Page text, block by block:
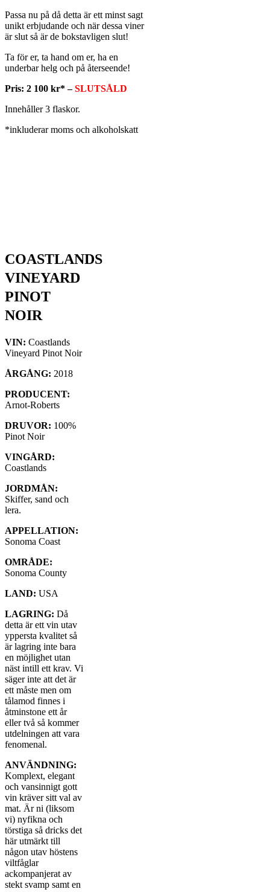
Passa nu på då detta är ett minst sagt
unikt erbjudande och när dessa viner
är slut så är de bokstavligen slut!
Ta för er, ta hand om er, ha en
underbar helg och på återseende!
Pris: 2 100 kr* –SLUTSÅLD
Innehåller 3 flaskor.
*inkluderar moms och alkoholskatt
COASTLANDS
VINEYARD
PINOT
NOIR
VIN: Coastlands
Vineyard Pinot Noir
ÅRGÅNG: 2018
PRODUCENT:
Arnot-Roberts
DRUVOR: 100%
Pinot Noir
VINGÅRD:
Coastlands
JORDMÅN:
Skiffer, sand och
lera.
APPELLATION:
Sonoma Coast
OMRÅDE:
Sonoma County
LAND: USA
LAGRING: Då
detta är ett vin utav
yppersta kvalitet så
är lagring inte bara
en möjlighet utan
näst intill ett krav. Vi
säger inte att det är
ett måste men om
tålamod finnes i
åtminstone ett år
eller två så kommer
utdelningen att vara
fenomenal.
ANVÄNDNING:
Komplext, elegant
och vansinnigt gott
vin kräver sitt val av
mat. Är ni (liksom
vi) nyfikna och
törstiga så dricks det
här utmärkt till
någon utav höstens
viltfåglar
ackompanjerat av
stekt svamp samt en